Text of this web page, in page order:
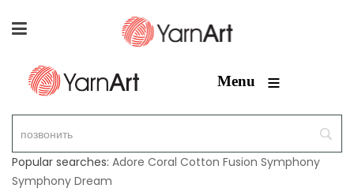
Menu ≡
Popular searches: Adore Coral Cotton Fusion Symphony
Symphony Dream